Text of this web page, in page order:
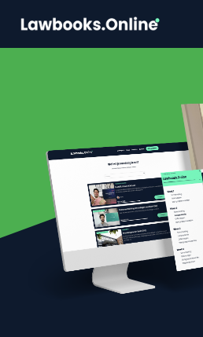
FAQ
Contact